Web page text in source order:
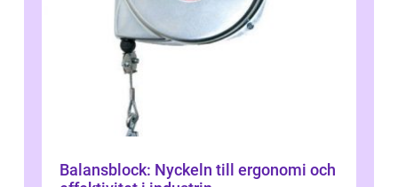
Balansblock: Nyckeln till ergonomi och